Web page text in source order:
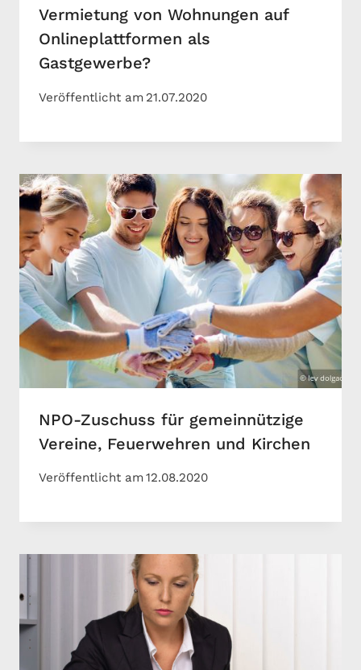
Vermietung von Wohnungen auf
Onlineplattformen als
Gastgewerbe?
Veröffentlicht am 21.07.2020
NPO-Zuschuss für gemeinnützige
Vereine, Feuerwehren und Kirchen
Veröffentlicht am12.08.2020